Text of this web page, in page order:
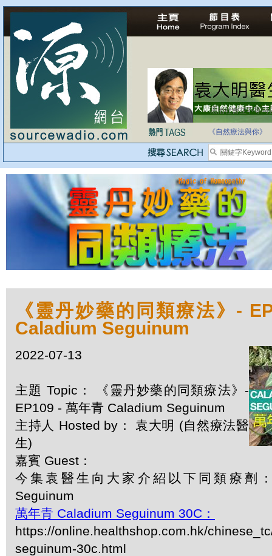
法治社會並不等同
自家教育合法化-
《自然療法與你》
《靈丹妙藥的同類療法》-
Caladium Seguinum
2022-07-13
主題 Topic： 《靈丹妙藥的同類療法》-
EP109 - 萬年青 Caladium Seguinum
主持人 Hosted by： 袁大明 (自然療法醫
生)
嘉賓 Guest：
今集袁醫生向大家介紹以下同類療劑
Seguinum
萬年青 Caladium Seguinum 30C：
https://online.healthshop.com.hk/
seguinum-30c.html